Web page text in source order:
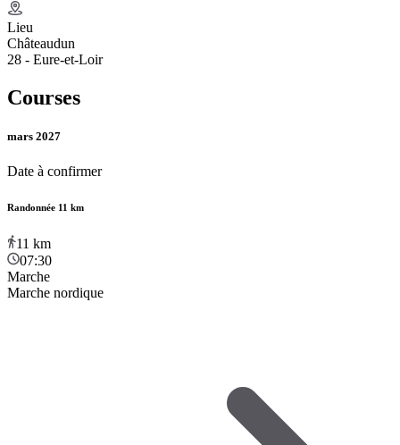
Lieu
Châteaudun
28 - Eure-et-Loir
Courses
mars 2027
Date à confirmer
Randonnée 11 km
11 km
07:30
Marche
Marche nordique